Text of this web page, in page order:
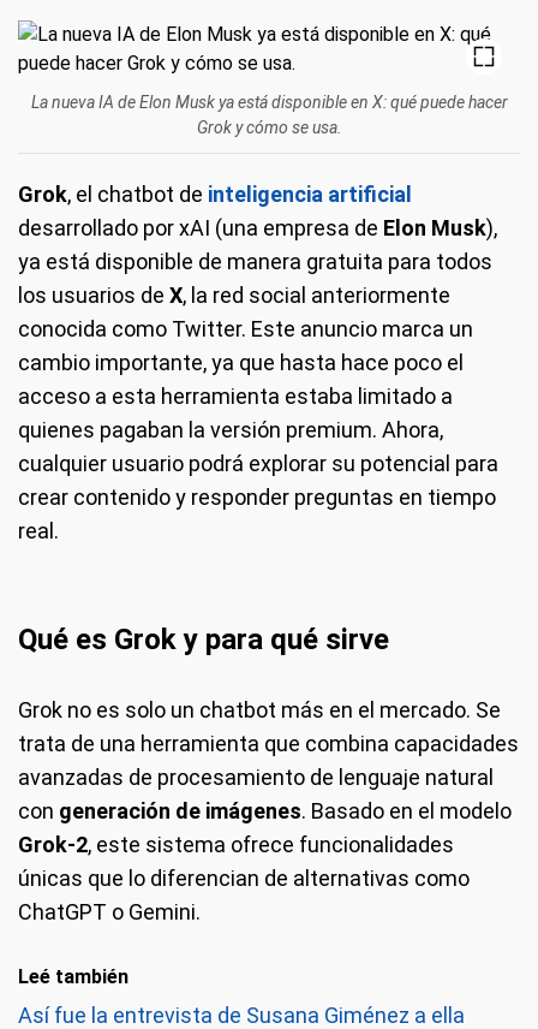
La nueva IA de Elon Musk ya está disponible en X: qué puede hacer
Grok y cómo se usa.
Grok, el chatbot de inteligencia artificial
desarrollado por xAI (una empresa de Elon Musk),
ya está disponible de manera gratuita para todos
los usuarios de X, la red social anteriormente
conocida como Twitter. Este anuncio marca un
cambio importante, ya que hasta hace poco el
acceso a esta herramienta estaba limitado a
quienes pagaban la versión premium. Ahora,
cualquier usuario podrá explorar su potencial para
crear contenido y responder preguntas en tiempo
real.
Qué es Grok y para qué sirve
Grok no es solo un chatbot más en el mercado. Se
trata de una herramienta que combina capacidades
avanzadas de procesamiento de lenguaje natural
con generación de imágenes. Basado en el modelo
Grok-2, este sistema ofrece funcionalidades
únicas que lo diferencian de alternativas como
ChatGPT o Gemini.
Leé también
Así fue la entrevista de Susana Giménez a ella